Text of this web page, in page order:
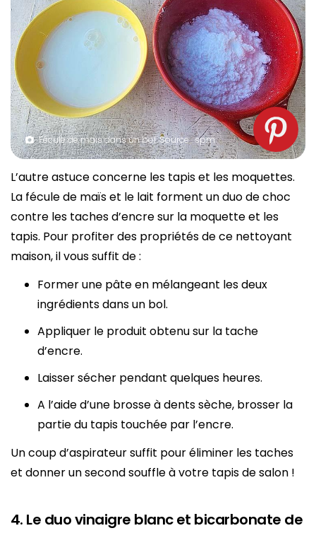
Fécule de maïs dans un bol. Source : spm
L’autre astuce concerne les tapis et les moquettes.
La fécule de maïs et le lait forment un duo de choc
contre les taches d’encre sur la moquette et les
tapis. Pour profiter des propriétés de ce nettoyant
maison, il vous suffit de :
Former une pâte en mélangeant les deux
ingrédients dans un bol.
Appliquer le produit obtenu sur la tache
d’encre.
Laisser sécher pendant quelques heures.
A l’aide d’une brosse à dents sèche, brosser la
partie du tapis touchée par l’encre.
Un coup d’aspirateur suffit pour éliminer les taches
et donner un second souffle à votre tapis de salon !
4. Le duo vinaigre blanc et bicarbonate de